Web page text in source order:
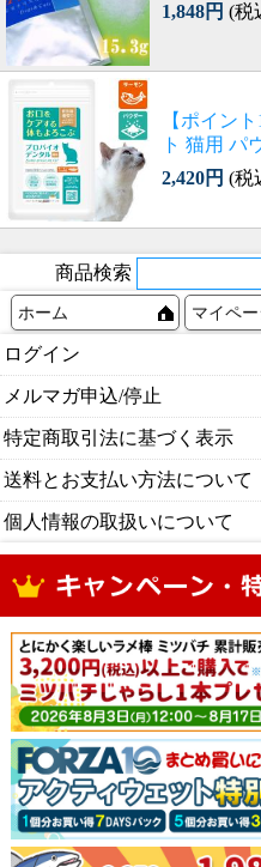
1,848円 (税
【ポイン
ト 猫用 パ
2,420円 (税
商品検索
ホーム マイペー
ログイン
メルマガ申込/停止
特定商取引法に基づく表示
送料とお支払い方法について
個人情報の取扱いについて